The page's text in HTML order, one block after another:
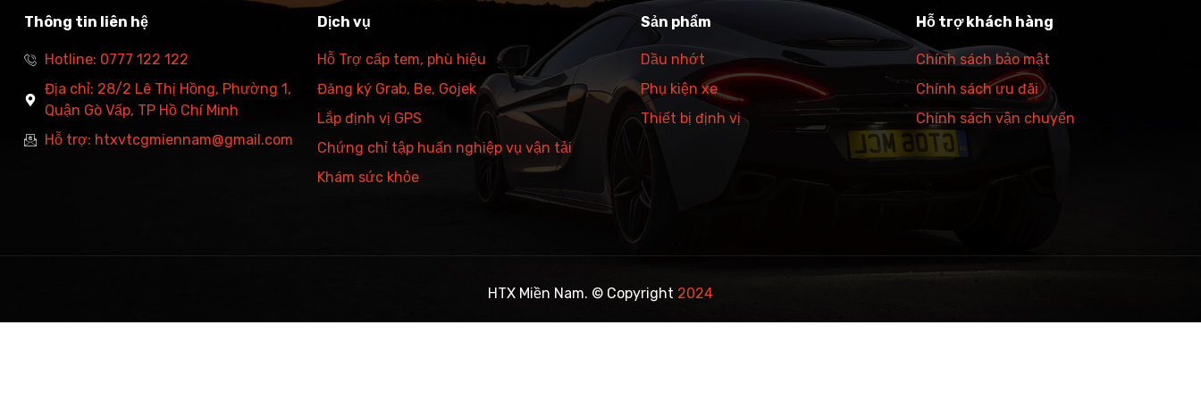
Thông tin liên hệ
Hotline: 0777 122 122
Địa chỉ: 28/2 Lê Thị Hồng, Phường 1,
Quận Gò Vấp, TP Hồ Chí Minh
Hỗ trợ: htxvtcgmiennam@gmail.com
Dịch vụ
Hỗ Trợ cấp tem, phù hiệu
Đăng ký Grab, Be, Gojek
Lắp định vị GPS
Chứng chỉ tập huấn nghiệp vụ vận tải
Khám sức khỏe
Sản phẩm
Dầu nhớt
Phụ kiện xe
Thiết bị định vị
Hỗ trợ khách hàng
Chính sách bảo mật
Chính sách ưu đãi
Chính sách vận chuyển
HTX Miền Nam. © Copyright 2024